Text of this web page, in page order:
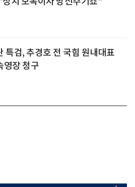
특검, 추경호 전 국힘 원내대표
영장 청구